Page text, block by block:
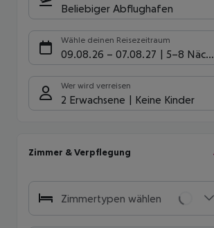
Beliebiger Abflughafen
Wähle deinen Reisezeitraum
09.08.26 – 07.08.27 5-8 Nächte
Wer wird verreisen
2 Erwachsene Keine Kinder
Zimmer & Verpflegung
Zimmertypen wählen